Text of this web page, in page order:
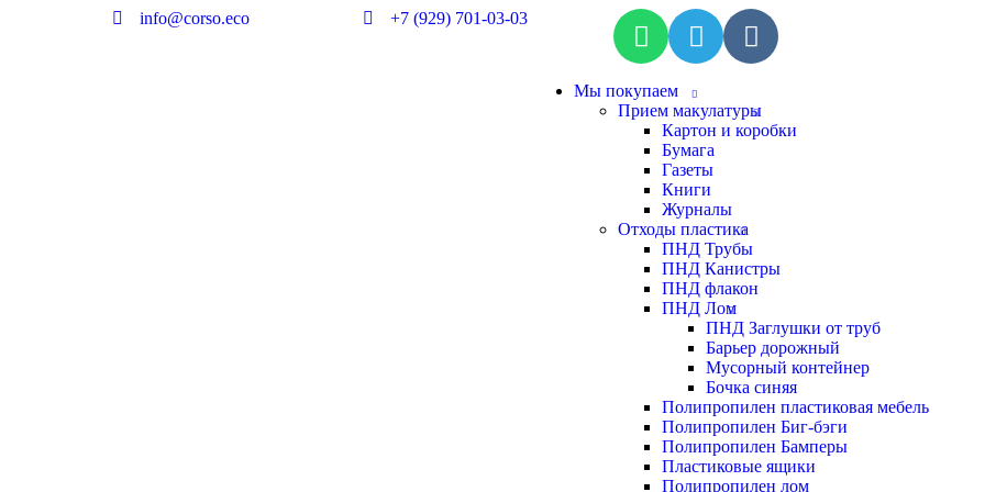
info@corso.eco +7 (929) 701-03-03
Мы покупаем
Прием макулатуры
Картон и коробки
Бумага
Газеты
Книги
Журналы
Отходы пластика
ПНД Трубы
ПНД Канистры
ПНД флакон
ПНД Лом
ПНД Заглушки от труб
Барьер дорожный
Мусорный контейнер
Бочка синяя
Полипропилен пластиковая мебель
Полипропилен Биг-бэги
Полипропилен Бамперы
Пластиковые ящики
Полипропилен лом